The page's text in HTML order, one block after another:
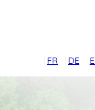
FR DE